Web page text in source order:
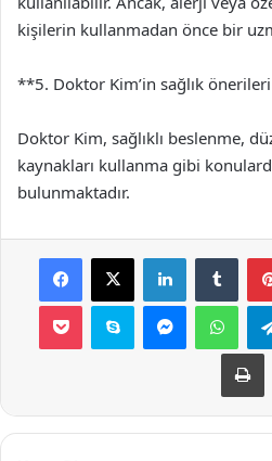
kişilerin kullanmadan önce bir
**5. Doktor Kim’in sağlık
Doktor Kim, sağlıklı beslenme,
kaynakları kullanma gibi
bulunmaktadır.
Facebook
X LinkedIn
Pocket Skype Messenger